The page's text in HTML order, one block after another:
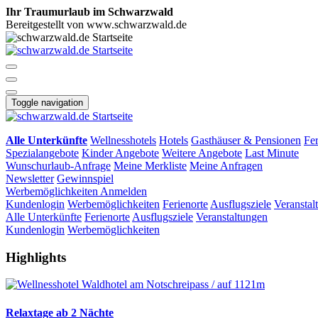
Ihr Traumurlaub im Schwarzwald
Bereitgestellt von www.schwarzwald.de
Toggle navigation
Alle Unterkünfte Wellnesshotels Hotels Gasthäuser & Pensionen
Spezialangebote Kinder Angebote Weitere Angebote Last Minute
Wunschurlaub-Anfrage Meine Merkliste Meine Anfragen
Newsletter Gewinnspiel
Werbemöglichkeiten Anmelden
Kundenlogin Werbemöglichkeiten Ferienorte Ausflugsziele
Alle Unterkünfte Ferienorte Ausflugsziele Veranstaltungen
Kundenlogin Werbemöglichkeiten
Highlights
Relaxtage ab 2 Nächte